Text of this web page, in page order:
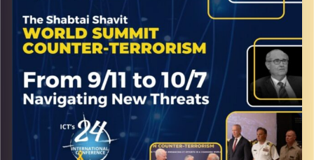
קרדיט תמונות:ICT